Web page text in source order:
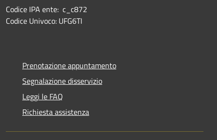
Codice IPA ente: c_c872
Codice Univoco: UFG6TI
Prenotazione appuntamento
Segnalazione disservizio
Leggi le FAQ
Richiesta assistenza